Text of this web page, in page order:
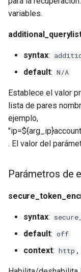
variables.
syntax:
default: N/A
Establece el valor
lista de pares
ejemplo,
. El valor del
Parámetros de
syntax:
default: off
context: http ,